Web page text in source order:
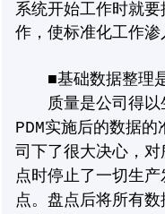
系统开始工作时就
作，使标准化工作渗
■基础数据整理是
质量是公司得以
PDM实施后的数据
司下了很大决心，
点时停止了一切生
点。盘点后将所有